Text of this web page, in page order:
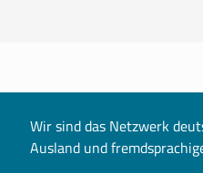
Wir sind das Netzwerk
Ausland und